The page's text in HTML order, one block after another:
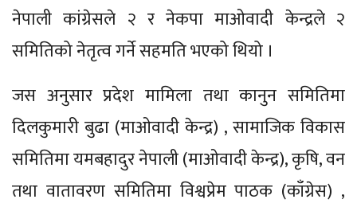
नेपाली कांग्रेसले २ र नेकपा माओवादी केन्द्रले २
समितिको नेतृत्व गर्ने सहमति भएको थियो ।
जस अनुसार प्रदेश मामिला तथा कानुन समितिमा
दिलकुमारी बुढा (माओवादी केन्द्र) , सामाजिक विकास
समितिमा यमबहादुर नेपाली (माओवादी केन्द्र), कृषि, वन
तथा वातावरण समितिमा विश्वप्रेम पाठक (काँग्रेस) ,